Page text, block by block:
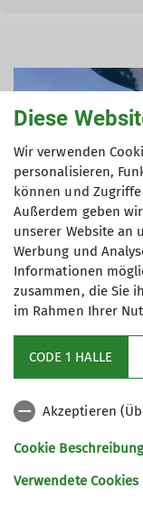
Sektionsarchiv
Artikel Archiv
Diese
Wir verwenden
personalisieren,
können und
Außerdem geben
unserer Website an
Werbung und
Informationen
zusammen, die Sie
im Rahmen Ihrer
CODE 1 HALLE
Akzeptieren
Cookie
Verwendete Cookies